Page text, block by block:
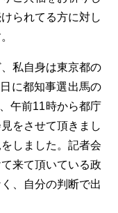
られてる方に対し
私自身は東京都の
に都知事選出馬の
午前11時から都庁
をさせて頂きまし
しました。記者会
来て頂いている政
、自分の判断で出